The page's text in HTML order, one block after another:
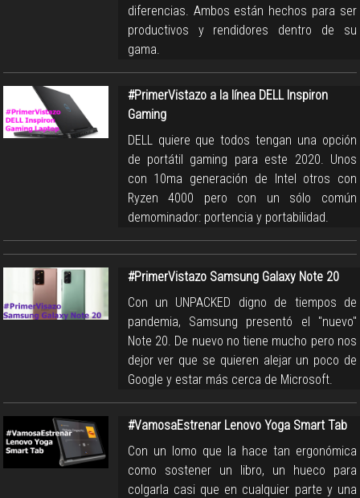
diferencias. Ambos están hechos para ser
productivos y rendidores dentro de su
gama.
#PrimerVistazo a la línea DELL Inspiron
Gaming
DELL quiere que todos tengan una opción
de portátil gaming para este 2020. Unos
con 10ma generación de Intel otros con
Ryzen 4000 pero con un sólo común
demominador: portencia y portabilidad.
#PrimerVistazo Samsung Galaxy Note 20
Con un UNPACKED digno de tiempos de
pandemia, Samsung presentó el "nuevo"
Note 20. De nuevo no tiene mucho pero nos
dejor ver que se quieren alejar un poco de
Google y estar más cerca de Microsoft.
#VamosaEstrenar Lenovo Yoga Smart Tab
Con un lomo que la hace tan ergonómica
como sostener un libro, un hueco para
colgarla casi que en cualquier parte y una